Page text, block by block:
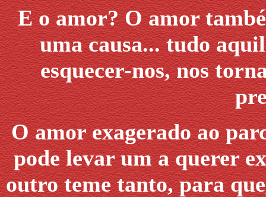
E o amor? O amor
uma causa... tudo
esquecer-nos, nos
O amor exagerado ao
pode levar um a querer
outro teme tanto, para